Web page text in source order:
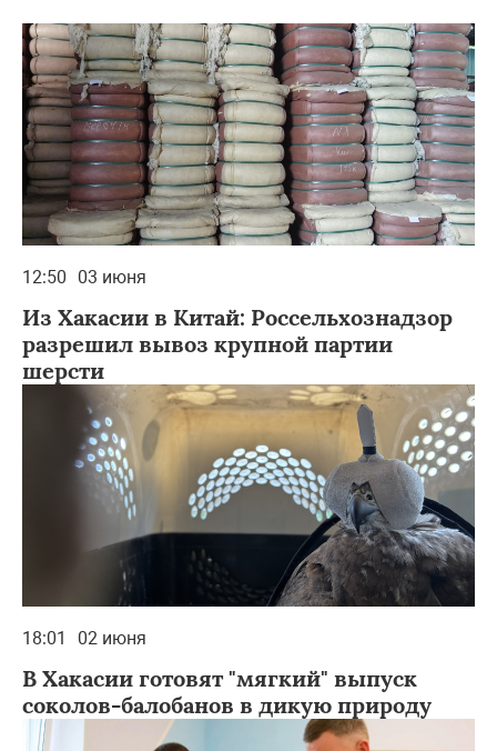
12:50 03 июня
Из Хакасии в Китай: Россельхознадзор
разрешил вывоз крупной партии
шерсти
18:01 02 июня
В Хакасии готовят "мягкий" выпуск
соколов-балобанов в дикую природу